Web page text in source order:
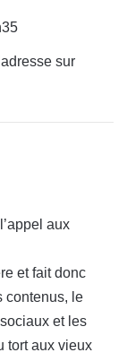
sur
aux
et fait donc
contenus, le
et les
tort aux vieux